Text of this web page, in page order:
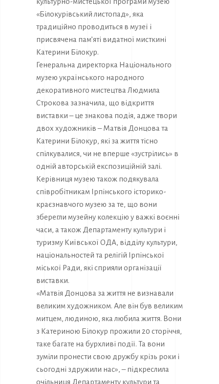
«Білокурівський листопад», яка
традиційно проводиться в музеї і
присвячена пам’яті видатної мисткині
Катерини Білокур.
Генеральна директорка Національного
музею українського народного
декоративного мистецтва Людмила
Строкова зазначила, що відкриття
виставки – це знакова подія, адже твори
двох художників – Матвія Донцова та
Катерини Білокур, які за життя тісно
спілкувалися, чи не вперше «зустрілись» в
одній авторській експозиційній залі.
Керівниця музею також подякувала
співробітникам Ірпінського історико-
краєзнавчого музею за те, що вони
зберегли музейну колекцію у важкі воєнні
часи, а також Департаменту культури і
туризму Київської ОДА, відділу культури,
національностей та релігій Ірпінської
міської Ради, які сприяли організації
виставки.
«Матвія Донцова за життя не визнавали
великим художником. Але він був великим
митцем, людиною, яка любила життя. Вони
з Катериною Білокур прожили 20 сторіччя,
таке багате на бурхливі події. Та вони
зуміли пронести свою дружбу крізь роки і
сьогодні здружили нас», – підкреслила
очільниця Департаменту культури та